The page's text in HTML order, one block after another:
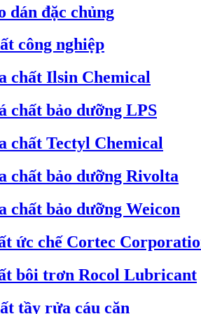
dán đặc chủng
công nghiệp
chất Ilsin Chemical
chất bảo dưỡng LPS
chất Tectyl Chemical
chất bảo dưỡng Rivolta
chất bảo dưỡng Weicon
ức chế Cortec
bôi trơn Rocol Lubricant
tầy rửa cáu cặn